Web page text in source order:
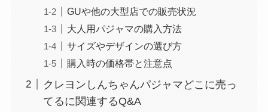
GUや他の大型店での販売状況
大人用パジャマの購入方法
サイズやデザインの選び方
購入時の価格帯と注意点
クレヨンしんちゃんパジャマどこに売っ
てるに関連するQ&A